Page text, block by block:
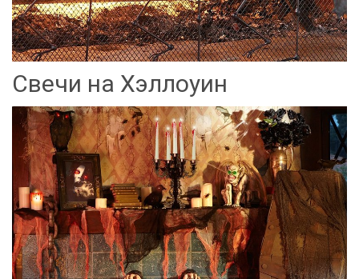
Свечи на Хэллоуин